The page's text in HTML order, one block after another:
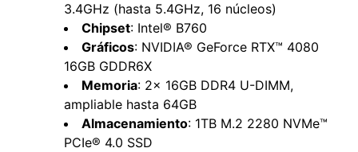
3.4GHz (hasta 5.4GHz, 16 núcleos)
Chipset: Intel® B760
Gráficos: NVIDIA® GeForce RTX™ 4080
16GB GDDR6X
Memoria: 2x 16GB DDR4 U-DIMM,
ampliable hasta 64GB
Almacenamiento: 1TB M.2 2280 NVMe™
PCIe® 4.0 SSD